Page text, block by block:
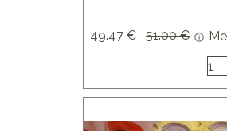
49.47 € Preis ohne
51.00 €